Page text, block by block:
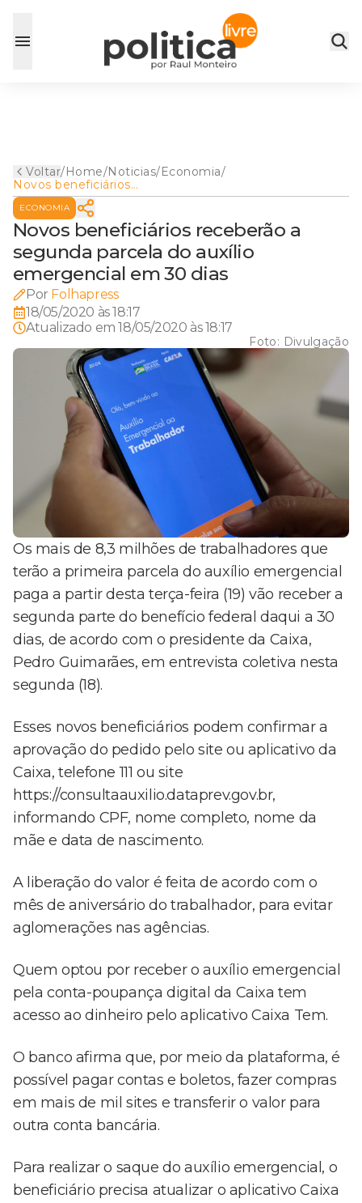
Voltar/Home/Noticias/Economia/
Novos beneficiários
receberão a segunda parcela
do auxílio emergencial em 30
dias
ECONOMIA
Novos beneficiários receberão a
segunda parcela do auxílio
emergencial em 30 dias
Por Folhapress
18/05/2020 às 18:17
Atualizado em18/05/2020 às 18:17
Foto: Divulgação
Os mais de 8,3 milhões de trabalhadores que
terão a primeira parcela do auxílio emergencial
paga a partir desta terça-feira (19) vão receber a
segunda parte do benefício federal daqui a 30
dias, de acordo com o presidente da Caixa,
Pedro Guimarães, em entrevista coletiva nesta
segunda (18).
Esses novos beneficiários podem confirmar a
aprovação do pedido pelo site ou aplicativo da
Caixa, telefone 111 ou site
https://consultaauxilio.dataprev.gov.br,
informando CPF, nome completo, nome da
mãe e data de nascimento.
A liberação do valor é feita de acordo com o
mês de aniversário do trabalhador, para evitar
aglomerações nas agências.
Quem optou por receber o auxílio emergencial
pela conta-poupança digital da Caixa tem
acesso ao dinheiro pelo aplicativo Caixa Tem.
O banco afirma que, por meio da plataforma, é
possível pagar contas e boletos, fazer compras
em mais de mil sites e transferir o valor para
outra conta bancária.
Para realizar o saque do auxílio emergencial, o
beneficiário precisa atualizar o aplicativo Caixa